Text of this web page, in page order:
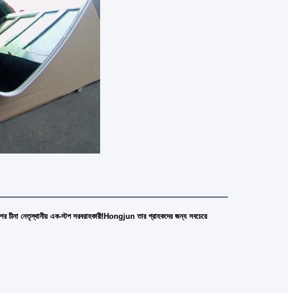
চীনা নেতৃস্থানীয় এক-স্টপ সরবরাহকারী!Hongjun তার গ্রাহকদের জন্য সবচেয়ে